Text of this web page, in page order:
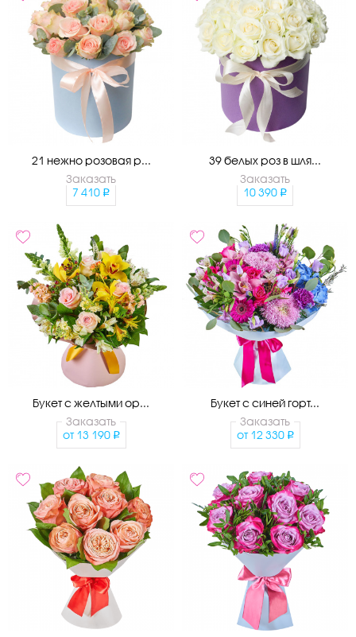
21 нежно розовая р...
Заказать
7 410
39 белых роз в шля...
Заказать
10 390
Букет с желтыми ор...
Заказать
от 13 190
Букет с синей горт...
Заказать
от 12 330